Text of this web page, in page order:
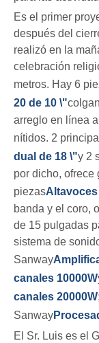
Es el primer
después del
realizó en la
celebración
metros. Hay 6
20 de 10 \"
arreglo en línea
nítidos. 2
dual de 18 \"y 2
por dicho, ofrece
piezas
banda y el coro,
de 15 pulgadas
sistema de
Sanway
canales 10000W
canales 20000W
Sanway
El Sr. Luis es el